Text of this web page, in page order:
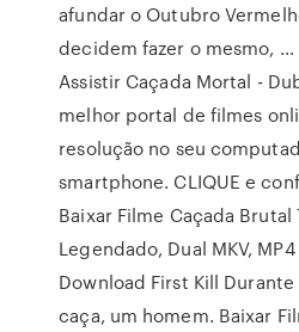
afundar o Outubro
decidem fazer o mesmo, …
Assistir Caçada Mortal -
melhor portal de filmes
resolução no seu
smartphone. CLIQUE e
Baixar Filme Caçada
Legendado, Dual MKV,
Download First Kill
caça, um homem. Baixar